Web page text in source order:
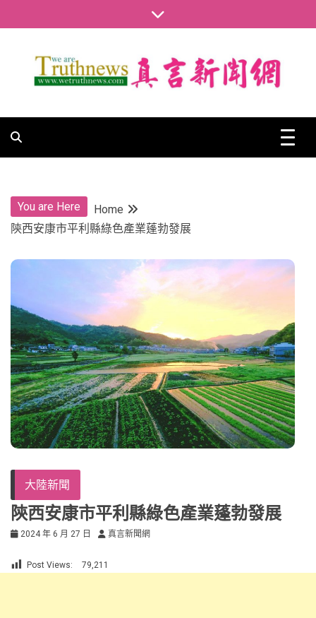
to
真言新聞網
You are Here
Home
陝西安康市平利縣綠色產業蓬勃發展
大陸新聞
陝西安康市平利縣綠色產業蓬勃發展
2024 年 6 月 27 日 真言新聞網
Post Views: 79,211